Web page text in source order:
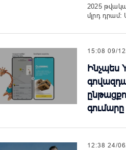
2025
մլրդ դրամ։
15:08 09/
Ինչպես
գումարը
12:38 24/